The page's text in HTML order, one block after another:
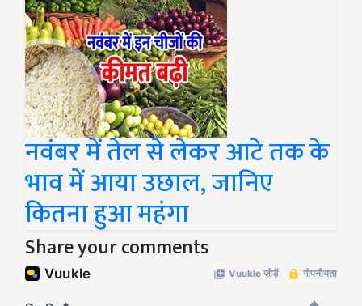
नवंबर में तेल से लेकर आटे तक के
भाव में आया उछाल, जानिए
कितना हुआ महंगा
Share your comments